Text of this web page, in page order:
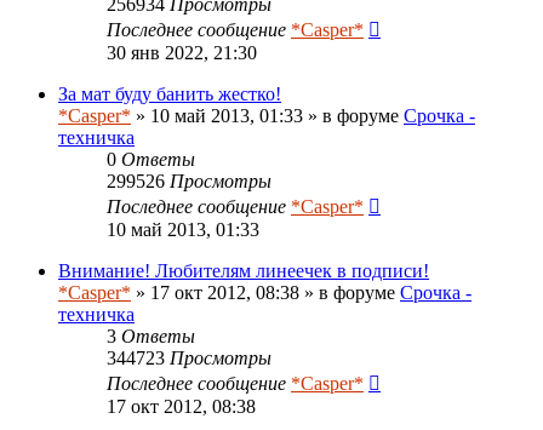
Последнее сообщение *Casper*
30 янв 2022, 21:30
За мат буду банить жестко!
*Casper* » 10 май 2013, 01:33 » в форуме Срочка -
техничка
0 Ответы
299526 Просмотры
Последнее сообщение *Casper*
10 май 2013, 01:33
Внимание! Любителям линеечек в подписи!
*Casper* » 17 окт 2012, 08:38 » в форуме Срочка -
техничка
3 Ответы
344723 Просмотры
Последнее сообщение *Casper*
17 окт 2012, 08:38